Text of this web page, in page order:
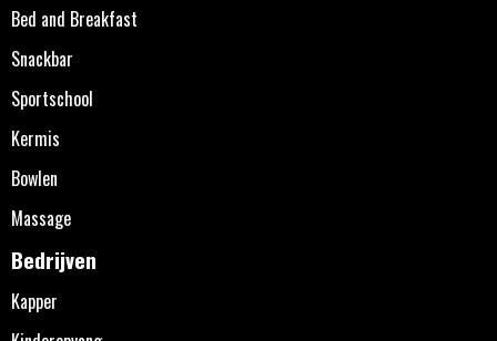
Bed and Breakfast
Snackbar
Sportschool
Kermis
Bowlen
Massage
Bedrijven
Kapper